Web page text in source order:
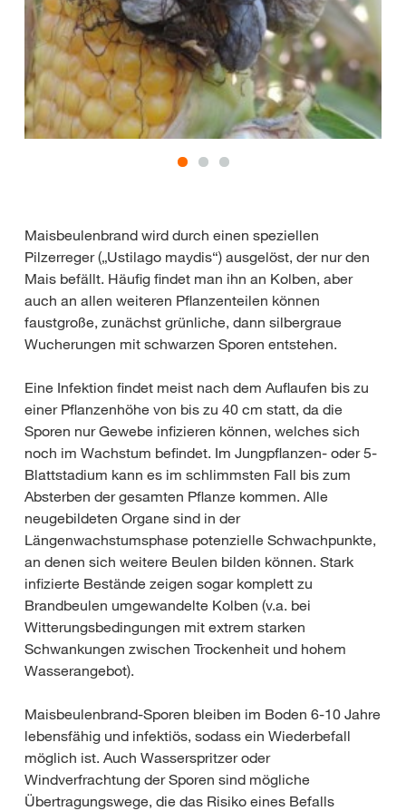
Maisbeulenbrand wird durch einen speziellen
Pilzerreger („Ustilago maydis“) ausgelöst, der nur den
Mais befällt. Häufig findet man ihn an Kolben, aber
auch an allen weiteren Pflanzenteilen können
faustgroße, zunächst grünliche, dann silbergraue
Wucherungen mit schwarzen Sporen entstehen.
Eine Infektion findet meist nach dem Auflaufen bis zu
einer Pflanzenhöhe von bis zu 40 cm statt, da die
Sporen nur Gewebe infizieren können, welches sich
noch im Wachstum befindet. Im Jungpflanzen- oder 5-
Blattstadium kann es im schlimmsten Fall bis zum
Absterben der gesamten Pflanze kommen. Alle
neugebildeten Organe sind in der
Längenwachstumsphase potenzielle Schwachpunkte,
an denen sich weitere Beulen bilden können. Stark
infizierte Bestände zeigen sogar komplett zu
Brandbeulen umgewandelte Kolben (v.a. bei
Witterungsbedingungen mit extrem starken
Schwankungen zwischen Trockenheit und hohem
Wasserangebot).
Maisbeulenbrand-Sporen bleiben im Boden 6-10 Jahre
lebensfähig und infektiös, sodass ein Wiederbefall
möglich ist. Auch Wasserspritzer oder
Windverfrachtung der Sporen sind mögliche
Übertragungswege, die das Risiko eines Befalls